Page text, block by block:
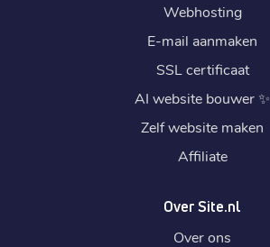
Webhosting
E-mail aanmaken
SSL certificaat
AI website bouwer✨
Zelf website maken
Affiliate
Over Site.nl
Over ons